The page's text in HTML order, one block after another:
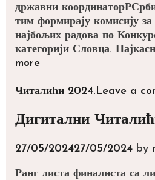
државни
тим формирају комисију за
најбољих радова по
категорији Словца.
moreСловца
Categories
Читалићи 2024.Leave a
Дигитални
27/05/202427/05/2024 by
Ранг листа финалиста са